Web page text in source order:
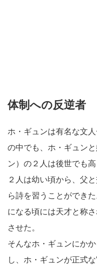
体制への反逆者
ホ・ギュンは有名な文
の中でも、ホ・ギュン
ン）の２人は後世でも
２人は幼い頃から、父
ら詩を習うことができ
になる頃には天才と称
させた。
そんなホ・ギュンにか
し、ホ・ギュンが正式